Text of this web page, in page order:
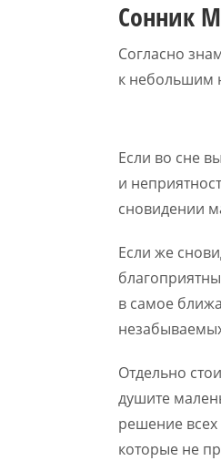
Сонник
Согласно
к небольшим
Если во сне
и
сновидении
Если же
в самое
Отдельно
душите
решение
которые не